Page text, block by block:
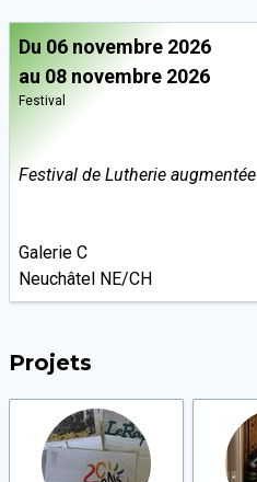
Du 06 novembre 2026
au 08 novembre 2026
Festival
Festival de Lutherie augmentée
Galerie C
Neuchâtel NE/CH
Projets